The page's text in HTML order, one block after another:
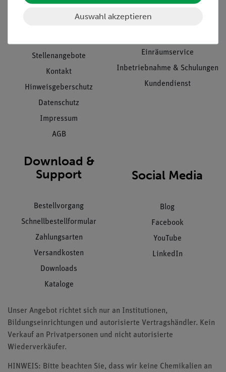
Stellenangebote
Kontakt
Hinweisgeberschutz
Datenschutz
Impressum
AGB
Einräumservice
Inbetriebnahme & Schulungen
Kundendienst
Download &
Support
Bestellvorgang
Schnellbestellformular
Zahlungsarten
Versandkosten
Downloads
Kataloge
Social Media
Blog
Facebook
YouTube
LinkedIn
Unser Angebot richtet sich nur an Institutionen,
Bildungseinrichtungen und autorisierte Vertragshändler. Kein
Verkauf an Privatpersonen und nicht autorisierte
Wiederverkäufer.
HINWEIS: Bitte beachten Sie, dass wir keine Chemikalien an
Auswahl akzeptieren